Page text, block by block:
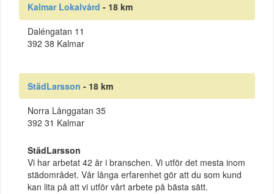
Kalmar Lokalvård - 18 km
Daléngatan 11
392 38 Kalmar
StädLarsson - 18 km
Norra Långgatan 35
392 31 Kalmar
StädLarsson
Vi har arbetat 42 år i branschen. Vi utför det mesta inom
städområdet. Vår långa erfarenhet gör att du som kund
kan lita på att vi utför vårt arbete på bästa sätt.